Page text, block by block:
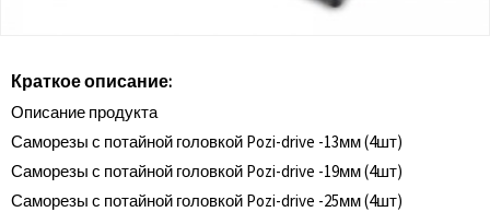
Краткое описание:
Описание продукта
Саморезы с потайной головкой Pozi-drive -13мм (4шт)
Саморезы с потайной головкой Pozi-drive -19мм (4шт)
Саморезы с потайной головкой Pozi-drive -25мм (4шт)